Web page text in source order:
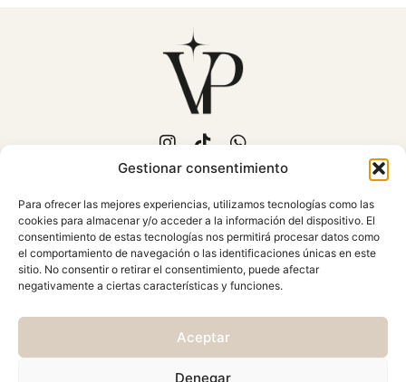
Gestionar consentimiento
Para ofrecer las mejores experiencias, utilizamos tecnologías como las
cookies para almacenar y/o acceder a la información del dispositivo. El
consentimiento de estas tecnologías nos permitirá procesar datos como
el comportamiento de navegación o las identificaciones únicas en este
sitio. No consentir o retirar el consentimiento, puede afectar
negativamente a ciertas características y funciones.
Aceptar
Denegar
C/Fuente Piedra, 15
Mollina (Málaga)
Atención al cliente: Lunes a
Viernes 10:00 - 18:00
CONDICIONES GENERALES
CAMBIOS Y DEVOLUCIONES